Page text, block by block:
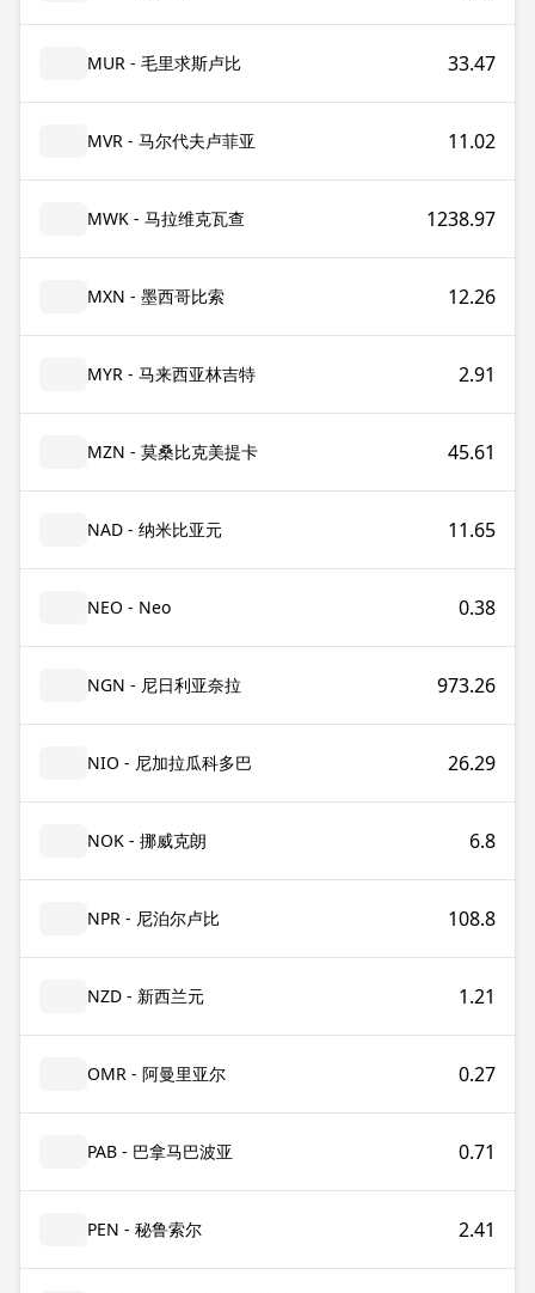
MUR - 毛里求斯卢比 33.47
MVR - 马尔代夫卢菲亚 11.02
MWK - 马拉维克瓦查 1238.97
MXN - 墨西哥比索 12.26
MYR - 马来西亚林吉特 2.91
MZN - 莫桑比克美提卡 45.61
NAD - 纳米比亚元 11.65
NEO - Neo 0.38
NGN - 尼日利亚奈拉 973.26
NIO - 尼加拉瓜科多巴 26.29
NOK - 挪威克朗 6.8
NPR - 尼泊尔卢比 108.8
NZD - 新西兰元 1.21
OMR - 阿曼里亚尔 0.27
PAB - 巴拿马巴波亚 0.71
PEN - 秘鲁索尔 2.41